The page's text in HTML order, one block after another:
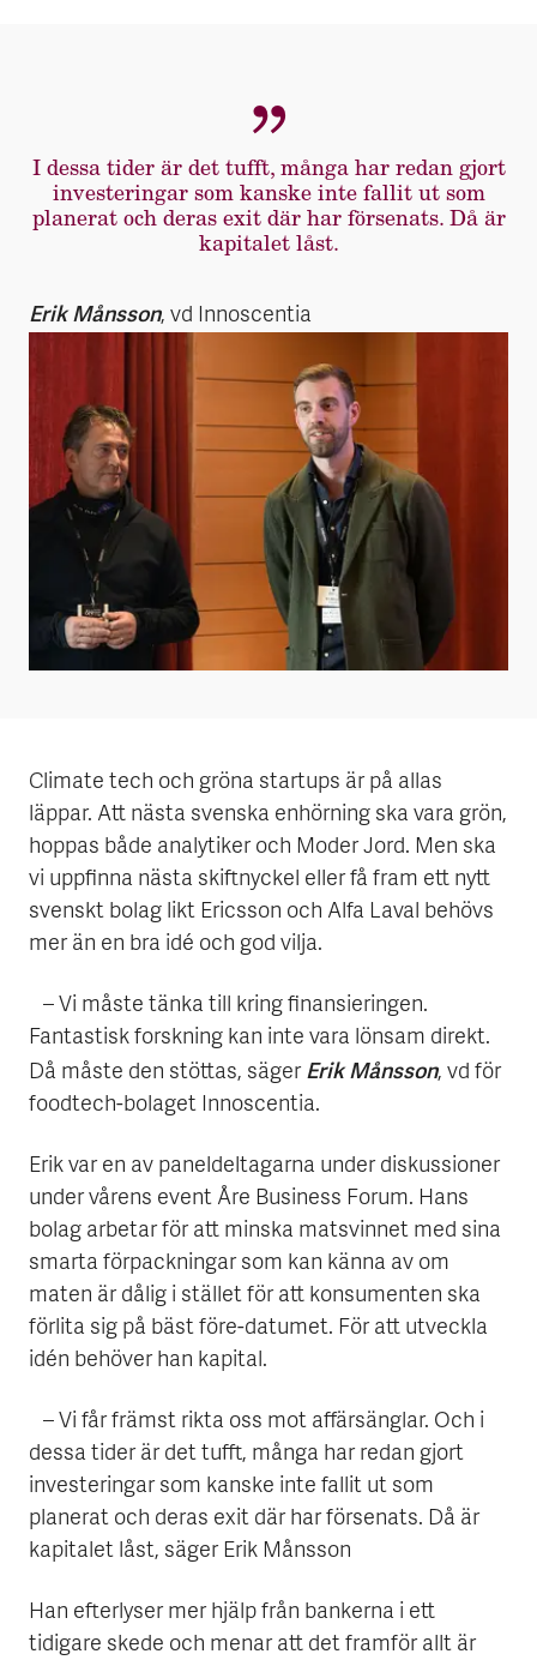
I dessa tider är det tufft, många har redan gjort
investeringar som kanske inte fallit ut som
planerat och deras exit där har försenats. Då är
kapitalet låst.
Erik Månsson, vd Innoscentia
Climate tech och gröna startups är på allas
läppar. Att nästa svenska enhörning ska vara grön,
hoppas både analytiker och Moder Jord. Men ska
vi uppfinna nästa skiftnyckel eller få fram ett nytt
svenskt bolag likt Ericsson och Alfa Laval behövs
mer än en bra idé och god vilja.
– Vi måste tänka till kring finansieringen.
Fantastisk forskning kan inte vara lönsam direkt.
Då måste den stöttas, säger Erik Månsson, vd för
foodtech-bolaget Innoscentia.
Erik var en av paneldeltagarna under diskussioner
under vårens event Åre Business Forum. Hans
bolag arbetar för att minska matsvinnet med sina
smarta förpackningar som kan känna av om
maten är dålig i stället för att konsumenten ska
förlita sig på bäst före-datumet. För att utveckla
idén behöver han kapital.
– Vi får främst rikta oss mot affärsänglar. Och i
dessa tider är det tufft, många har redan gjort
investeringar som kanske inte fallit ut som
planerat och deras exit där har försenats. Då är
kapitalet låst, säger Erik Månsson
Han efterlyser mer hjälp från bankerna i ett
tidigare skede och menar att det framför allt är